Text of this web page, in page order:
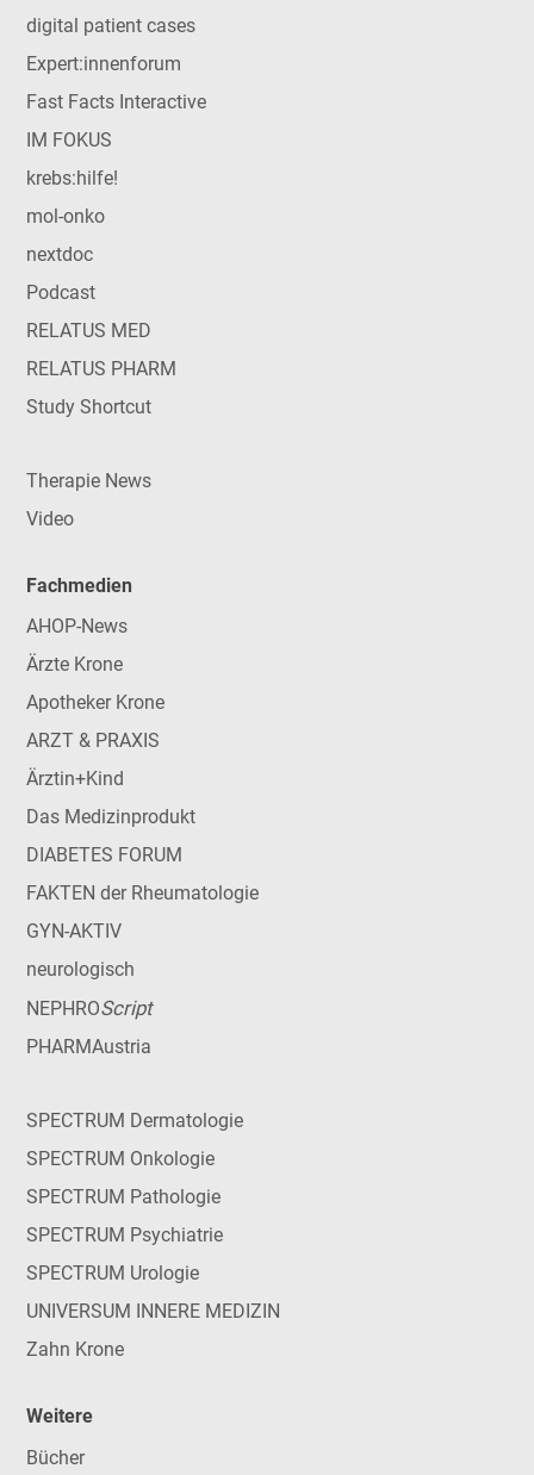
digital patient cases
Expert:innenforum
Fast Facts Interactive
IM FOKUS
krebs:hilfe!
mol-onko
nextdoc
Podcast
RELATUS MED
RELATUS PHARM
Study Shortcut
Therapie News
Video
Fachmedien
AHOP-News
Ärzte Krone
Apotheker Krone
ARZT & PRAXIS
Ärztin+Kind
Das Medizinprodukt
DIABETES FORUM
FAKTEN der Rheumatologie
GYN-AKTIV
neurologisch
NEPHROScript
PHARMAustria
SPECTRUM Dermatologie
SPECTRUM Onkologie
SPECTRUM Pathologie
SPECTRUM Psychiatrie
SPECTRUM Urologie
UNIVERSUM INNERE MEDIZIN
Zahn Krone
Weitere
Bücher